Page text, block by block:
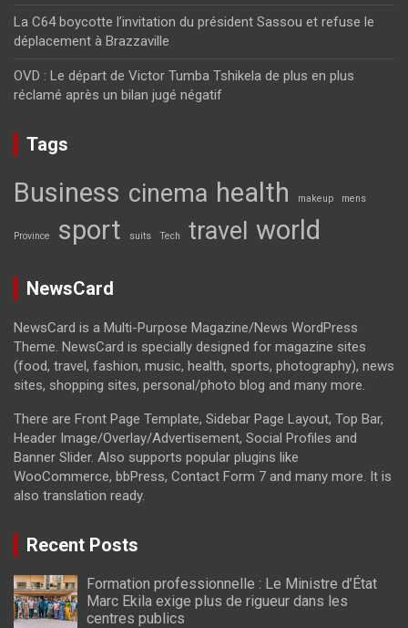
La C64 boycotte l’invitation du président Sassou et refuse le
déplacement à Brazzaville
OVD : Le départ de Victor Tumba Tshikela de plus en plus
réclamé après un bilan jugé négatif
Tags
Business cinema health makeup mens
Province sport suits Tech travel world
NewsCard
NewsCard is a Multi-Purpose Magazine/News WordPress
Theme. NewsCard is specially designed for magazine sites
(food, travel, fashion, music, health, sports, photography), news
sites, shopping sites, personal/photo blog and many more.
There are Front Page Template, Sidebar Page Layout, Top Bar,
Header Image/Overlay/Advertisement, Social Profiles and
Banner Slider. Also supports popular plugins like
WooCommerce, bbPress, Contact Form 7 and many more. It is
also translation ready.
Recent Posts
Formation professionnelle : Le Ministre d’État
Marc Ekila exige plus de rigueur dans les
centres publics